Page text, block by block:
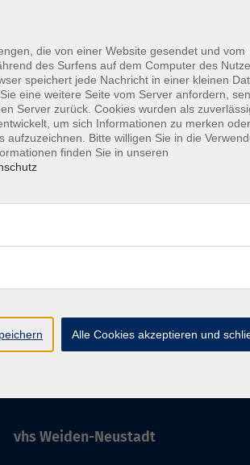
Richtlinien
Yoga Alliance Richtlinien
nach Yoga Alliance Richtlinien
Mi.
AGB Datenschutzerklärung
vhs Weiden-Neustadt
die von einer Website gesendet und vom
des Surfens auf dem Computer des
speichert jede Nachricht in einer kleinen
eine weitere Seite vom Server anfordern,
Server zurück. Cookies wurden als
um sich Informationen zu merken
aufzuzeichnen. Bitte willigen Sie in die
finden Sie in unseren
Alle Cookies akzeptieren und